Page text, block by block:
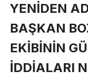
YENİDEN
BAŞKAN
EKİBİNİN
İDDİALARI